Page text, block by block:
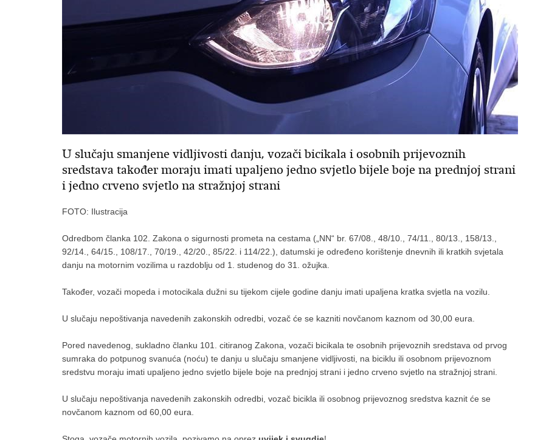
U slučaju smanjene vidljivosti danju, vozači bicikala i osobnih prijevoznih
sredstava također moraju imati upaljeno jedno svjetlo bijele boje na prednjoj strani
i jedno crveno svjetlo na stražnjoj strani
FOTO: Ilustracija
Odredbom članka 102. Zakona o sigurnosti prometa na cestama („NN“ br. 67/08., 48/10., 74/11., 80/13., 158/13.,
92/14., 64/15., 108/17., 70/19., 42/20., 85/22. i 114/22.), datumski je određeno korištenje dnevnih ili kratkih svjetala
danju na motornim vozilima u razdoblju od 1. studenog do 31. ožujka.
Također, vozači mopeda i motocikala dužni su tijekom cijele godine danju imati upaljena kratka svjetla na vozilu.
U slučaju nepoštivanja navedenih zakonskih odredbi, vozač će se kazniti novčanom kaznom od 30,00 eura.
Pored navedenog, sukladno članku 101. citiranog Zakona, vozači bicikala te osobnih prijevoznih sredstava od prvog
sumraka do potpunog svanuća (noću) te danju u slučaju smanjene vidljivosti, na biciklu ili osobnom prijevoznom
sredstvu moraju imati upaljeno jedno svjetlo bijele boje na prednjoj strani i jedno crveno svjetlo na stražnjoj strani.
U slučaju nepoštivanja navedenih zakonskih odredbi, vozač bicikla ili osobnog prijevoznog sredstva kaznit će se
novčanom kaznom od 60,00 eura.